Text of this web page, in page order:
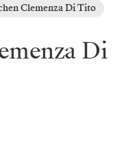
Clemenza Di Tito
Di